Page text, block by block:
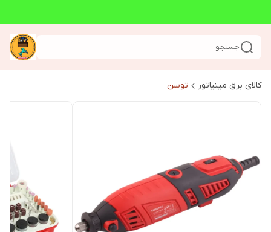
جستجو
کالای برق مینیاتور توسن